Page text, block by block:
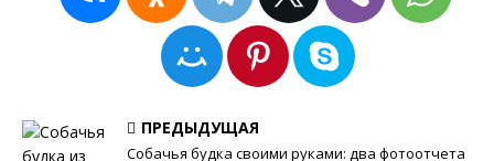
ПРЕДЫДУЩАЯ
Собачья будка своими руками: два фотоотчета